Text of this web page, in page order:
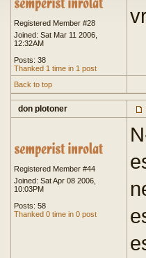
Registered Member #28
Joined: Sat Mar 11 2006,
12:32AM
Posts: 38
Thanked 1 time in 1 post
Back to top
don plotoner
Registered Member #44
Joined: Sat Apr 08 2006,
10:03PM
Posts: 58
Thanked 0 time in 0 post